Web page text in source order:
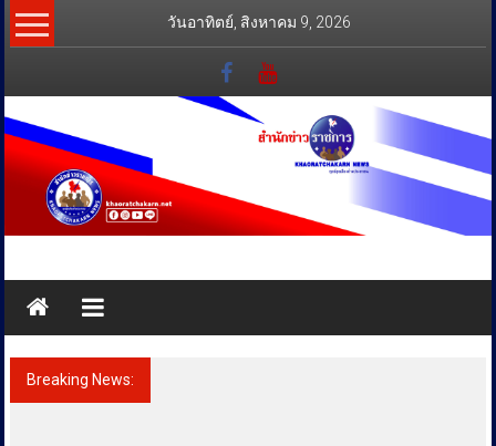
Skip
to
วันอาทิตย์, สิงหาคม 9, 2026
สำนัก
ข่าว
ราชการ
ทุกข์
Breaking News: